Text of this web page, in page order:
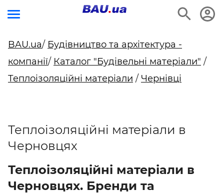
BAU.ua/ Будівництво та архітектура -
компанії/ Каталог "Будівельні матеріали" /
Теплоізоляційні матеріали / Чернівці
Теплоізоляційні матеріали в
Черновцях
Теплоізоляційні матеріали в
Черновцях. Бренди та